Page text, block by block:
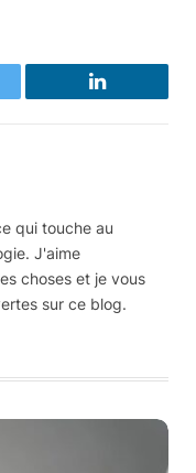
LinkedIn
qui touche au
J'aime
choses et je vous
sur ce blog.